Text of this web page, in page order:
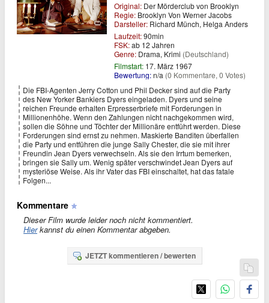
Original: Der Mörderclub von Brooklyn
Regie: Brooklyn Von Werner Jacobs
Darsteller: Richard Münch, Helga Anders
Laufzeit:90min
FSK:ab 12 Jahren
Genre: Drama, Krimi (Deutschland)
Filmstart: 17. März 1967
Bewertung:n/a (0 Kommentare, 0 Votes)
Die FBI-Agenten Jerry Cotton und Phil Decker sind auf die Party
des New Yorker Bankiers Dyers eingeladen. Dyers und seine
reichen Freunde erhalten Erpresserbriefe mit Forderungen in
Millionenhöhe. Wenn den Zahlungen nicht nachgekommen wird,
sollen die Söhne und Töchter der Millionäre entführt werden. Diese
Forderungen sind ernst zu nehmen. Maskierte Banditen überfallen
die Party und entführen die junge Sally Chester, die sie mit ihrer
Freundin Jean Dyers verwechseln. Als sie den Irrtum bemerken,
bringen sie Sally um. Wenig später verschwindet Jean Dyers auf
mysteriöse Weise. Als ihr Vater das FBI einschaltet, hat das fatale
Folgen...
Kommentare
Dieser Film wurde leider noch nicht kommentiert.
Hierkannst du einen Kommentar abgeben.
JETZT kommentieren / bewerten